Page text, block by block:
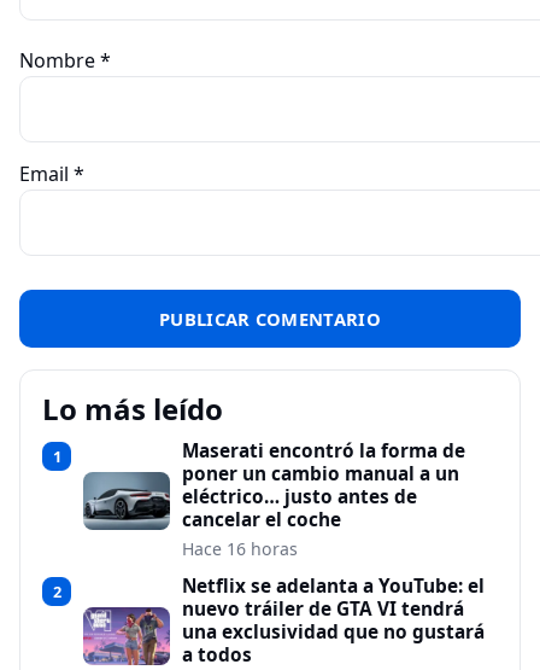
Nombre*
Email *
Lo más leído
1
Maserati encontró la forma de
poner un cambio manual a un
eléctrico… justo antes de
cancelar el coche
Hace 16 horas
2
Netflix se adelanta a YouTube: el
nuevo tráiler de GTA VI tendrá
una exclusividad que no gustará
a todos